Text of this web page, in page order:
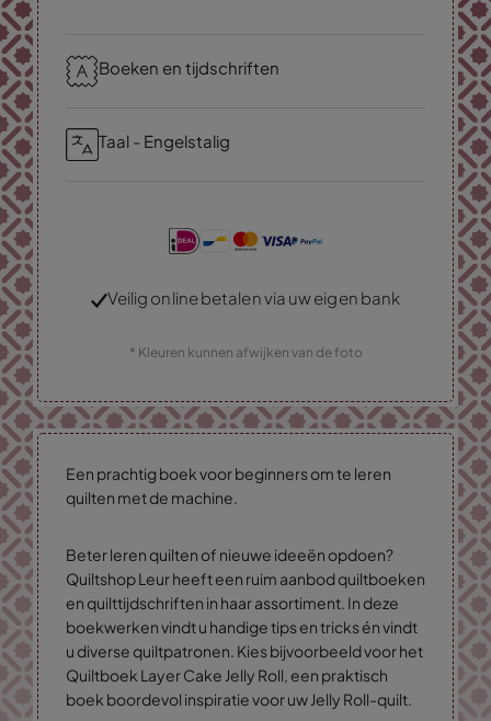
Boeken en tijdschriften
Taal - Engelstalig
Veilig online betalen via uw eigen bank
* Kleuren kunnen afwijken van de foto
Een prachtig boek voor beginners om te leren
quilten met de machine.
Beter leren quilten of nieuwe ideeën opdoen?
Quiltshop Leur heeft een ruim aanbod quiltboeken
en quilttijdschriften in haar assortiment. In deze
boekwerken vindt u handige tips en tricks én vindt
u diverse quiltpatronen. Kies bijvoorbeeld voor het
Quiltboek Layer Cake Jelly Roll, een praktisch
boek boordevol inspiratie voor uw Jelly Roll-quilt.